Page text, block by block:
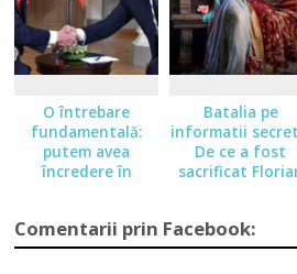
O întrebare
fundamentală:
putem avea
încredere în
Batalia pe
informatii
De ce a fost
sacrificat
Comentarii prin Facebook: